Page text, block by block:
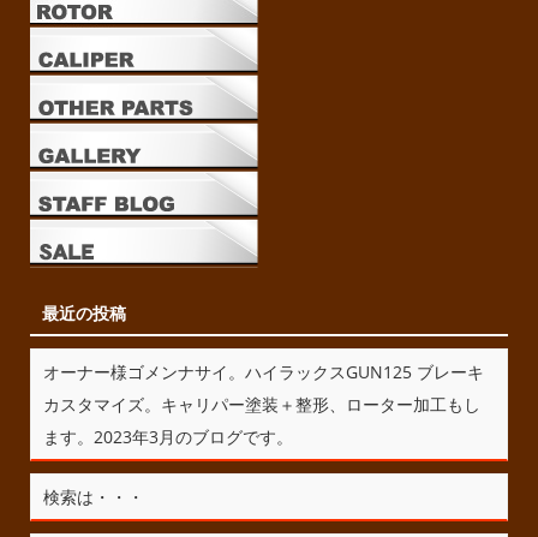
最近の投稿
オーナー様ゴメンナサイ。ハイラックスGUN125 ブレーキ
カスタマイズ。キャリパー塗装＋整形、ローター加工もし
ます。2023年3月のブログです。
検索は・・・